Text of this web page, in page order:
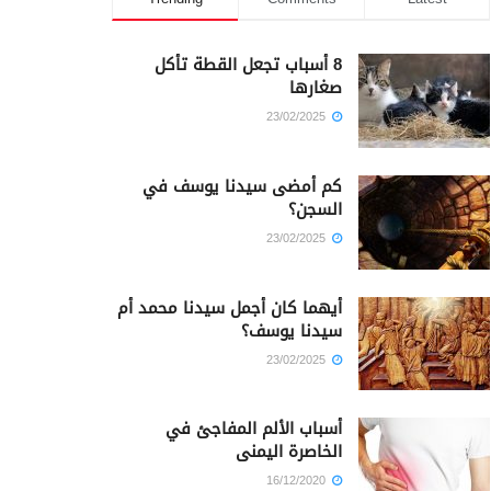
8 أسباب تجعل القطة تأكل
صغارها
كم أمضى سيدنا يوسف في
السجن؟
أيهما كان أجمل سيدنا محمد أم
سيدنا يوسف؟
أسباب الألم المفاجئ في
الخاصرة اليمنى